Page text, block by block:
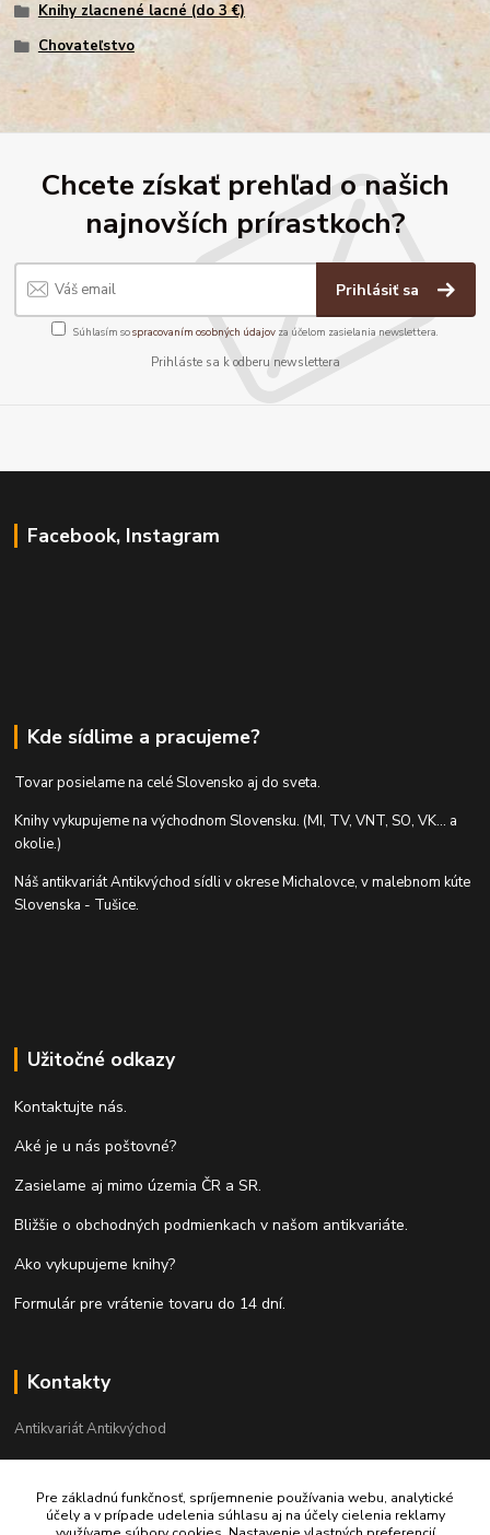
Knihy zlacnené lacné (do 3 €)
Chovateľstvo
Chcete získať prehľad o našich
najnovších prírastkoch?
Prihlásiť sa
Súhlasím sospracovaním osobných údajov za účelom zasielania newslettera.
Prihláste sa k odberu newslettera
Facebook, Instagram
Kde sídlime a pracujeme?
Tovar posielame na celé Slovensko aj do sveta.
Knihy vykupujeme na východnom Slovensku. (MI, TV, VNT, SO, VK... a
okolie.)
Náš antikvariát Antikvýchod sídli v okrese Michalovce, v malebnom kúte
Slovenska - Tušice.
Užitočné odkazy
Kontaktujte nás.
Aké je u nás poštovné?
Zasielame aj mimo územia ČR a SR.
Bližšie o obchodných podmienkach v našom antikvariáte.
Ako vykupujeme knihy?
Formulár pre vrátenie tovaru do 14 dní.
Kontakty
Antikvariát Antikvýchod
antikvariat@antikvychod.sk
Pre základnú funkčnosť, spríjemnenie používania webu, analytické
účely a v prípade udelenia súhlasu aj na účely cielenia reklamy